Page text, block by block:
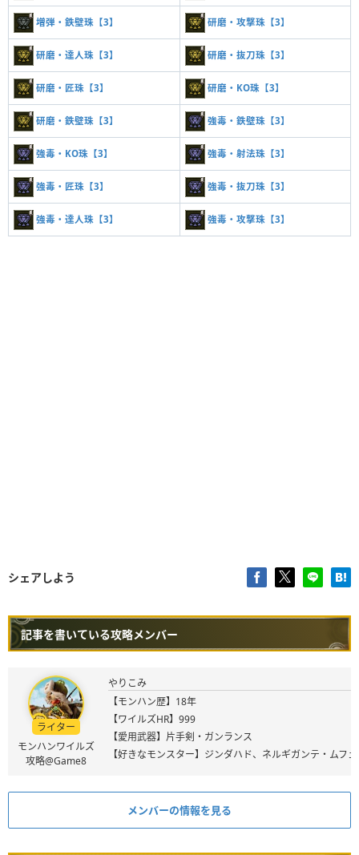
増弾・鉄壁珠【3】 研磨・攻撃珠【3】
研磨・達人珠【3】 研磨・抜刀珠【3】
研磨・匠珠【3】 研磨・KO珠【3】
研磨・鉄壁珠【3】 強毒・鉄壁珠【3】
強毒・KO珠【3】 強毒・射法珠【3】
強毒・匠珠【3】 強毒・抜刀珠【3】
強毒・達人珠【3】 強毒・攻撃珠【3】
シェアしよう
記事を書いている攻略メンバー
ライター
モンハンワイルズ
攻略@Game8
やりこみ
【モンハン歴】18年
【ワイルズHR】999
【愛用武器】片手剣・ガンランス
【好きなモンスター】ジンダハド、ネルギガンテ・ムフ
メンバーの情報を見る